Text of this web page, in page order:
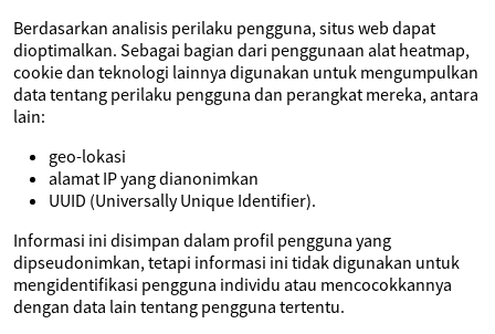
Berdasarkan analisis perilaku pengguna, situs web dapat
dioptimalkan. Sebagai bagian dari penggunaan alat heatmap,
cookie dan teknologi lainnya digunakan untuk mengumpulkan
data tentang perilaku pengguna dan perangkat mereka, antara
lain:
geo-lokasi
alamat IP yang dianonimkan
UUID (Universally Unique Identifier).
Informasi ini disimpan dalam profil pengguna yang
dipseudonimkan, tetapi informasi ini tidak digunakan untuk
mengidentifikasi pengguna individu atau mencocokkannya
dengan data lain tentang pengguna tertentu.